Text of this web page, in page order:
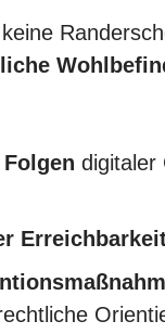
digitaler